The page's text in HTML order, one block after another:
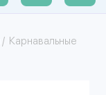
/ Карнавальные